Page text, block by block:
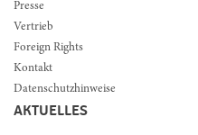
Presse
Vertrieb
Foreign Rights
Kontakt
Datenschutzhinweise
AKTUELLES